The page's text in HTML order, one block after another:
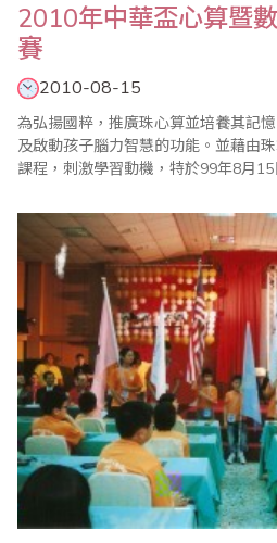
2010年中華盃心算暨
賽
2010-08-15
為弘揚國粹，推廣珠心算並培養其記
及啟動孩子腦力智慧的功能。並藉由
課程，刺激學習動機，特於99年8月
中華民國珠心算數學協會創會理事長
幕。此次比賽全國各地選手齊聚一堂
手、一較高下。心算比賽及數學比賽